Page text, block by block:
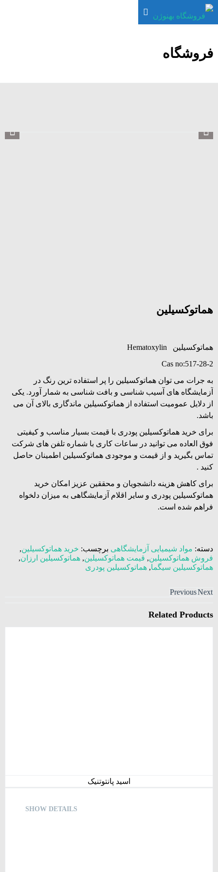
فروشگاه
هماتوکسیلین
هماتوکسیلین Hematoxylin
Cas no:517-28-2
به جرات می توان هماتوکسیلین را پر استفاده ترین رنگ در
آزمایشگاه های آسیب شناسی و بافت شناسی به شمار آورد. یکی
از دلایل عمومیت استفاده از هماتوکسیلین ماندگاری بالای آن می
باشد.
برای خرید هماتوکسیلین پودری با قیمت بسیار مناسب و کیفیتی
فوق العاده می توانید در ساعات کاری با شماره تلفن های شرکت
تماس بگیرید و از قیمت و موجودی هماتوکسیلین اطمینان حاصل
کنید .
برای کاهش هزینه دانشجویان و محققین عزیز امکان خرید
هماتوکسیلین پودری و سایر اقلام آزمایشگاهی به میزان دلخواه
فراهم شده است.
دسته: مواد شیمیایی آزمایشگاهی برچسب: خرید هماتوکسیلین,
فروش هماتوکسیلین, قیمت هماتوکسیلین, هماتوکسیلین ارزان,
هماتوکسیلین سیگما, هماتوکسیلین پودری
PreviousNext
Related Products
اسید پانتوتنیک
SHOW DETAILS